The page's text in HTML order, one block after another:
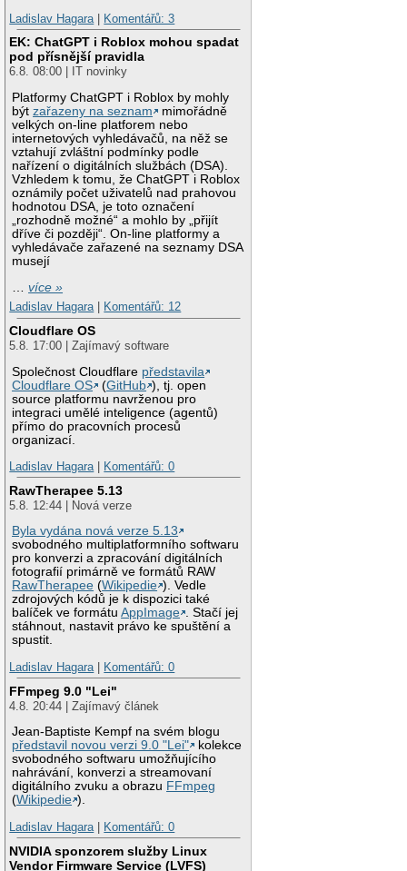
Ladislav Hagara
Komentářů: 3
EK: ChatGPT i Roblox mohou spadat
pod přísnější pravidla
6.8. 08:00 | IT novinky
Platformy ChatGPT i Roblox by mohly
býtzařazeny na seznam
mimořádně
velkých on-line platforem nebo
internetových vyhledávačů, na něž se
vztahují zvláštní podmínky podle
nařízení o digitálních službách (DSA).
Vzhledem k tomu, že ChatGPT i Roblox
oznámily počet uživatelů nad prahovou
hodnotou DSA, je toto označení
„rozhodně možné“ a mohlo by „přijít
dříve či později“. On-line platformy a
vyhledávače zařazené na seznamy DSA
musejí
…více »
Ladislav Hagara| Komentářů: 12
Cloudflare OS
5.8. 17:00 | Zajímavý software
Společnost Cloudflare představila
Cloudflare OS
(GitHub ), tj. open
source platformu navrženou pro
integraci umělé inteligence (agentů)
přímo do pracovních procesů
organizací.
Ladislav Hagara| Komentářů: 0
RawTherapee 5.13
5.8. 12:44 | Nová verze
Byla vydána nová verze 5.13
svobodného multiplatformního softwaru
pro konverzi a zpracování digitálních
fotografií primárně ve formátů RAW
RawTherapee (Wikipedie ). Vedle
zdrojových kódů je k dispozici také
balíček ve formátuAppImage . Stačí jej
stáhnout, nastavit právo ke spuštění a
spustit.
Ladislav Hagara| Komentářů: 0
FFmpeg 9.0 "Lei"
4.8. 20:44 | Zajímavý článek
Jean-Baptiste Kempf na svém blogu
představil novou verzi 9.0 "Lei"
kolekce
svobodného softwaru umožňujícího
nahrávání, konverzi a streamovaní
digitálního zvuku a obrazu FFmpeg
(Wikipedie ).
Ladislav Hagara| Komentářů: 0
NVIDIA sponzorem služby Linux
Vendor Firmware Service (LVFS)